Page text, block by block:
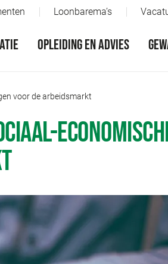
OPLEIDING EN ADVIES
Loonbarema’s
voor de arbeidsmarkt